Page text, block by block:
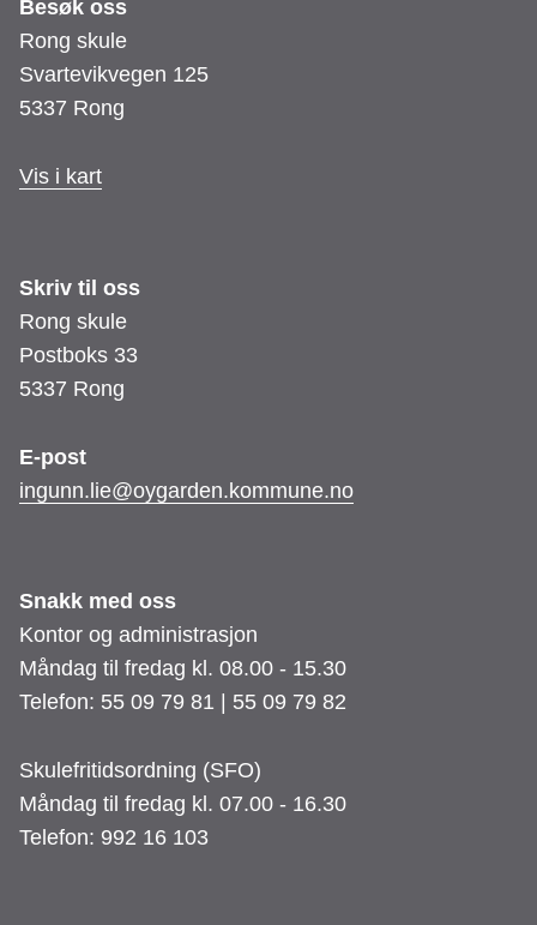
Besøk oss
Rong skule
Svartevikvegen 125
5337 Rong
Vis i kart
Skriv til oss
Rong skule
Postboks 33
5337 Rong
E-post
​​​​​​​ingunn.lie@oygarden.kommune.no
Snakk med oss
Kontor og administrasjon
Måndag til fredag kl. 08.00 - 15.30
Telefon: 55 09 79 81 | 55 09 79 82
Skulefritidsordning (SFO)
Måndag til fredag kl. 07.00 - 16.30
Telefon: 992 16 103